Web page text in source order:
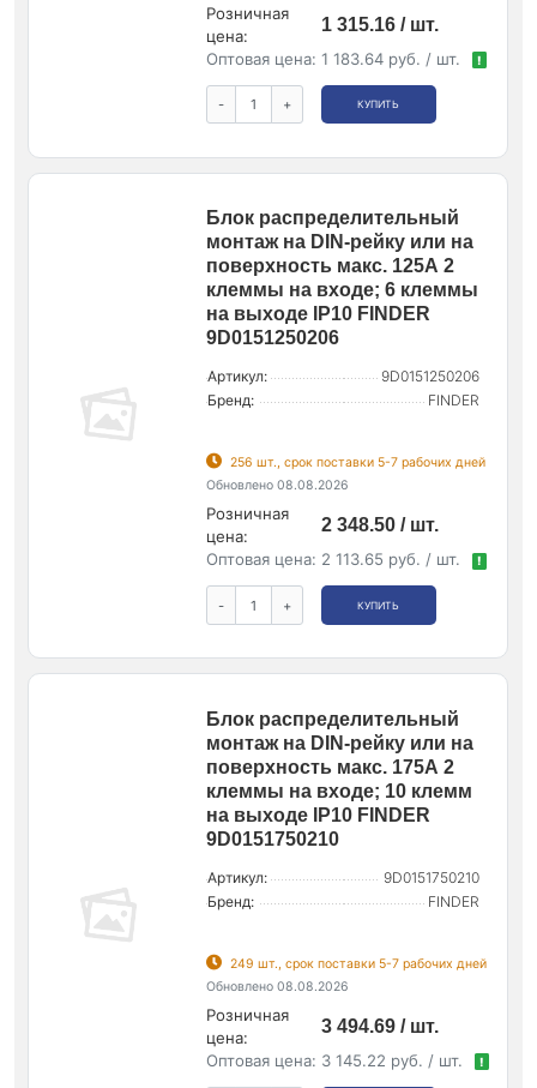
Розничная
цена:
1 315.16 / шт.
Оптовая цена: 1 183.64 руб. / шт. !
- + КУПИТЬ
Блок распределительный
монтаж на DIN-рейку или на
поверхность макс. 125А 2
клеммы на входе; 6 клеммы
на выходе IP10 FINDER
9D0151250206
Артикул:
9D0151250206
Бренд:
FINDER
256 шт., срок поставки 5-7 рабочих дней
Обновлено 08.08.2026
Розничная
цена:
2 348.50 / шт.
Оптовая цена: 2 113.65 руб. / шт. !
- + КУПИТЬ
Блок распределительный
монтаж на DIN-рейку или на
поверхность макс. 175А 2
клеммы на входе; 10 клемм
на выходе IP10 FINDER
9D0151750210
Артикул:
9D0151750210
Бренд:
FINDER
249 шт., срок поставки 5-7 рабочих дней
Обновлено 08.08.2026
Розничная
цена:
3 494.69 / шт.
Оптовая цена: 3 145.22 руб. / шт. !